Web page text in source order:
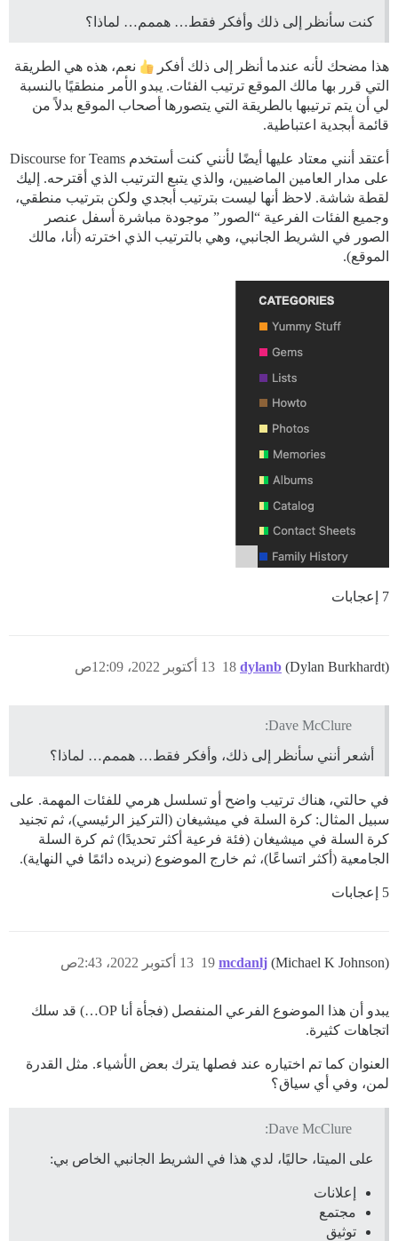
كنت سأنظر إلى ذلك وأفكر فقط… هممم… لماذا؟
هذا مضحك لأنه عندما أنظر إلى ذلك أفكر
نعم، هذه هي الطريقة
التي قرر بها مالك الموقع ترتيب الفئات. يبدو الأمر منطقيًا بالنسبة
لي أن يتم ترتيبها بالطريقة التي يتصورها أصحاب الموقع بدلاً من
قائمة أبجدية اعتباطية.
أعتقد أنني معتاد عليها أيضًا لأنني كنت أستخدم Discourse for Teams
على مدار العامين الماضيين، والذي يتبع الترتيب الذي أقترحه. إليك
لقطة شاشة. لاحظ أنها ليست بترتيب أبجدي ولكن بترتيب منطقي،
وجميع الفئات الفرعية “الصور” موجودة مباشرة أسفل عنصر
الصور في الشريط الجانبي، وهي بالترتيب الذي اخترته (أنا، مالك
الموقع).
7 إعجابات
dylanb (Dylan Burkhardt) 13 أكتوبر 2022، 12:09ص 18
Dave McClure:
أشعر أنني سأنظر إلى ذلك، وأفكر فقط… هممم… لماذا؟
في حالتي، هناك ترتيب واضح أو تسلسل هرمي للفئات المهمة. على
سبيل المثال: كرة السلة في ميشيغان (التركيز الرئيسي)، ثم تجنيد
كرة السلة في ميشيغان (فئة فرعية أكثر تحديدًا) ثم كرة السلة
الجامعية (أكثر اتساعًا)، ثم خارج الموضوع (نريده دائمًا في النهاية).
5 إعجابات
mcdanlj (Michael K Johnson) 13 أكتوبر 2022، 2:43ص 19
يبدو أن هذا الموضوع الفرعي المنفصل (فجأة أنا OP…) قد سلك
اتجاهات كثيرة.
العنوان كما تم اختياره عند فصلها يترك بعض الأشياء. مثل القدرة
لمن، وفي أي سياق؟
Dave McClure:
على الميتا، حاليًا، لدي هذا في الشريط الجانبي الخاص بي:
إعلانات
مجتمع
توثيق